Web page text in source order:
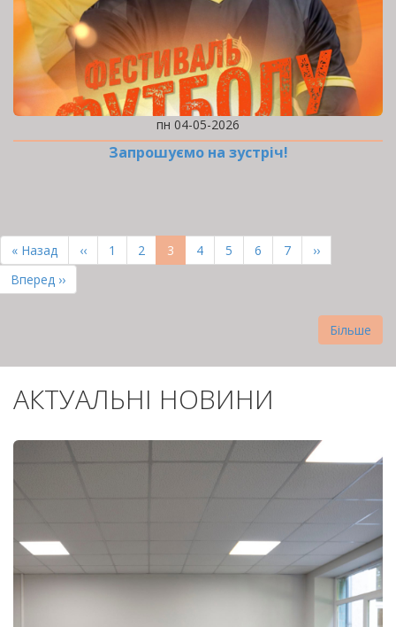
пн 04-05-2026
Запрошуємо на зустріч!
НА
СТОРІНКИ
Перша
сторінка
« Назад
Попередня
сторінка
‹‹ Page
1 Page
2
Поточна
сторінка
3 Page
4 Page
5 Page
6 Page
7
Наступна
сторінка
››
Остання
сторінка
Вперед ››
Більше
АКТУАЛЬНІ НОВИНИ